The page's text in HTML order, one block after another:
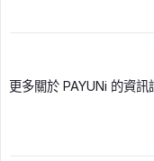
更多關於 PAYUNi 的資訊